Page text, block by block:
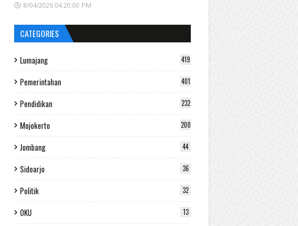
8/04/2026 04:20:00 PM
CATEGORIES
Lumajang 419
Pemerintahan 401
Pendidikan 232
Mojokerto 200
Jombang 44
Sidoarjo 36
Politik 32
OKU 13